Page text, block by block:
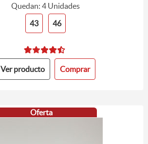
Quedan: 4 Unidades
43
46
Ver producto Comprar
Oferta